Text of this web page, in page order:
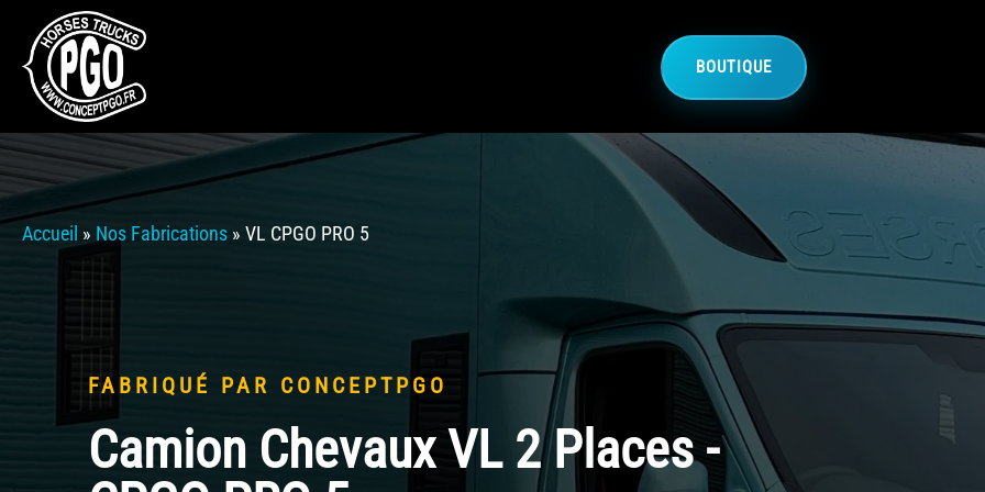
BOUTIQUE
Accueil » Nos Fabrications » VL CPGO PRO 5
FABRIQUÉ PAR CONCEPTPGO
Camion Chevaux VL 2 Places -